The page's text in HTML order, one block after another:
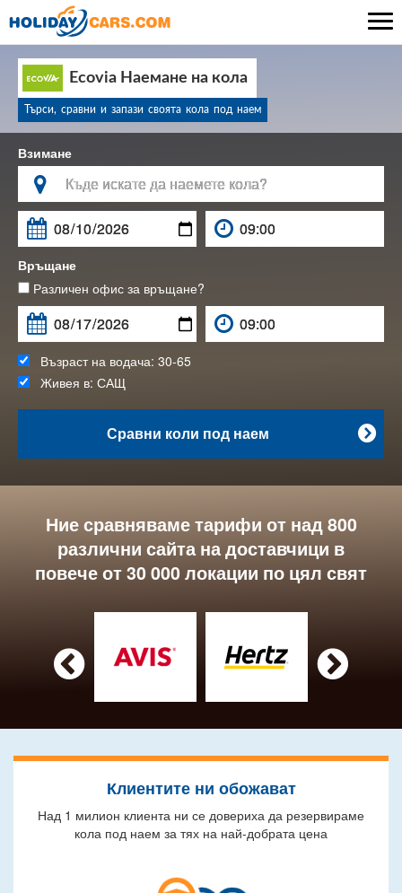
Ecovia Наемане на кола
Търси, сравни и запази своята кола под наем
Взимане


Връщане
Различен офис за връщане?
Възраст на водача: 30-65
Живея в: САЩ

Сравни коли под наем
Ние сравняваме тарифи от над 800
различни сайта на доставчици в
повече от 30 000 локации по цял свят
 
Клиентите ни обожават
Над 1 милион клиента ни се довериха да резервираме
кола под наем за тях на най-добрата цена